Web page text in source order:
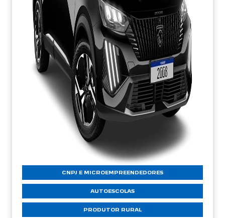
CNPJ E MICROEMPREENDEDORES
AUTOESCOLAS
PRODUTOR RURAL